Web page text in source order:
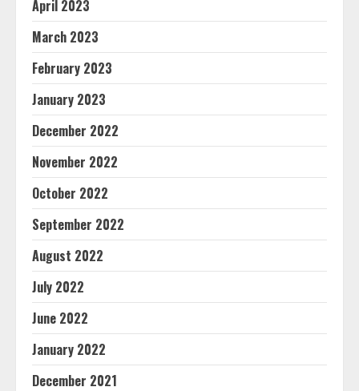
April 2023
March 2023
February 2023
January 2023
December 2022
November 2022
October 2022
September 2022
August 2022
July 2022
June 2022
January 2022
December 2021